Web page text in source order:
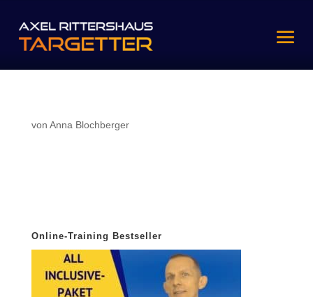
von Anna Blochberger
Online-Training Bestseller